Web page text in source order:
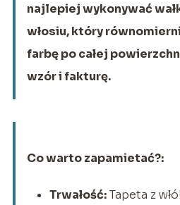
najlepiej wykonywać
włosiu, który
farbę po całej
wzór i fakturę.
Co warto zapamietać?:
Trwałość:Tapeta z